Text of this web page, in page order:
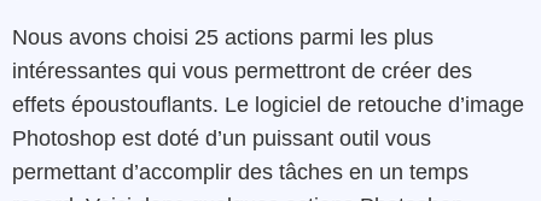
Nous avons choisi 25 actions parmi les plus
intéressantes qui vous permettront de créer des
effets époustouflants. Le logiciel de retouche d’image
Photoshop est doté d’un puissant outil vous
permettant d’accomplir des tâches en un temps